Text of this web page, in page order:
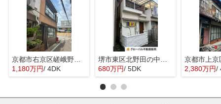
京都市右京区嵯峨野宮ノ元町の中古一戸建
1,180万円/ 4DK
680万円/ 5DK 2,380万円/